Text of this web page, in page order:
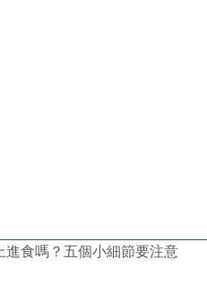
進食嗎？五個小細節要注意